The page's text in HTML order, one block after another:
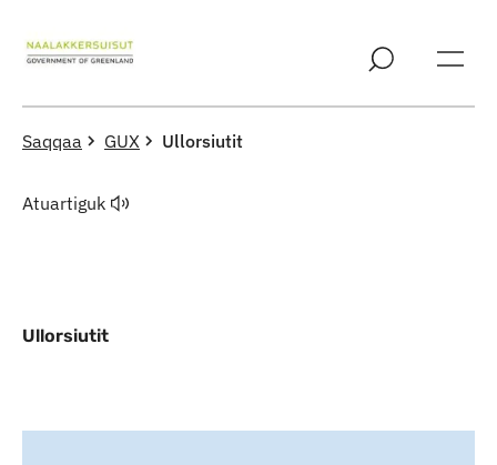
Saqqaa GUX Ullorsiutit
Atuartiguk
Ullorsiutit